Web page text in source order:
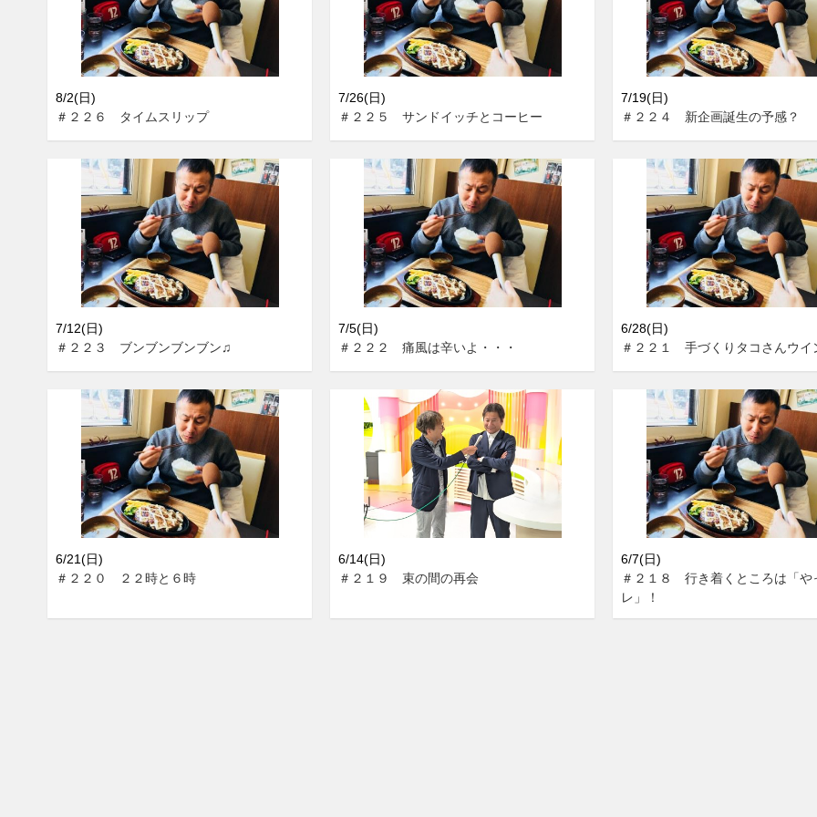
8/2(日)
＃２２６ タイムスリップ
7/26(日)
＃２２５ サンドイッチとコーヒー
7/19(日)
＃２２４ 新企画誕生の予感？
7/12(日)
＃２２３ ブンブンブンブン♫
7/5(日)
＃２２２ 痛風は辛いよ・・・
6/28(日)
＃２２１ 手づくりタコさんウイ
6/21(日)
＃２２０ ２２時と６時
6/14(日)
＃２１９ 束の間の再会
6/7(日)
＃２１８ 行き着くところは「や
レ」！